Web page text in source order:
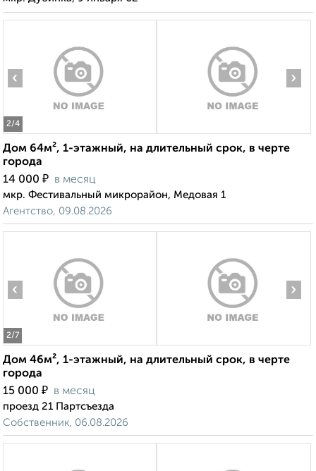
2/4
‹ ›
Дом 64м², 1-этажный, на длительный срок, в черте
города
14 000 ₽ в месяц
мкр. Фестивальный микрорайон, Медовая 1
Агентство, 09.08.2026
2/7
‹ ›
Дом 46м², 1-этажный, на длительный срок, в черте
города
15 000 ₽ в месяц
проезд 21 Партсъезда
Собственник, 06.08.2026